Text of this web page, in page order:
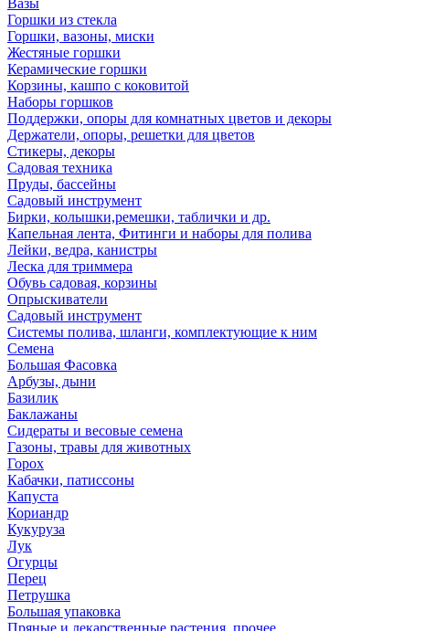
Вазы
Горшки из стекла
Горшки, вазоны, миски
Жестяные горшки
Керамические горшки
Корзины, кашпо с коковитой
Наборы горшков
Поддержки, опоры для комнатных цветов и декоры
Держатели, опоры, решетки для цветов
Стикеры, декоры
Садовая техника
Пруды, бассейны
Садовый инструмент
Бирки, колышки,ремешки, таблички и др.
Капельная лента, Фитинги и наборы для полива
Лейки, ведра, канистры
Леска для триммера
Обувь садовая, корзины
Опрыскиватели
Садовый инструмент
Системы полива, шланги, комплектующие к ним
Семена
Большая Фасовка
Арбузы, дыни
Базилик
Баклажаны
Сидераты и весовые семена
Газоны, травы для животных
Горох
Кабачки, патиссоны
Капуста
Кориандр
Кукуруза
Лук
Огурцы
Перец
Петрушка
Большая упаковка
Пряные и лекарственные растения, прочее